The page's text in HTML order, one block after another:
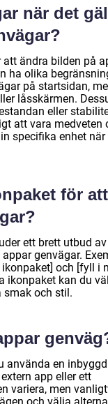
när det
ändra bilden på
ha olika
på startsidan,
låsskärmen.
eller
att vara medveten
specifika enhet när
för att
ett brett utbud av
genvägar.
och [fyll i
ikonpaket kan du
smak och stil.
använda en inbyggd
app eller ett
variera, men